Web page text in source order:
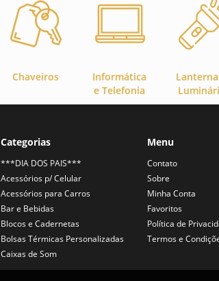
Chaveiros
Informática
e Telefonia
Categorias
***DIA DOS PAIS***
Acessórios p/ Celular
Acessórios para Carros
Bar e Bebidas
Blocos e Cadernetas
Bolsas Térmicas Personalizadas
Caixas de Som
Menu
Contato
Sobre
Minha Conta
Favoritos
Política de
Termos e